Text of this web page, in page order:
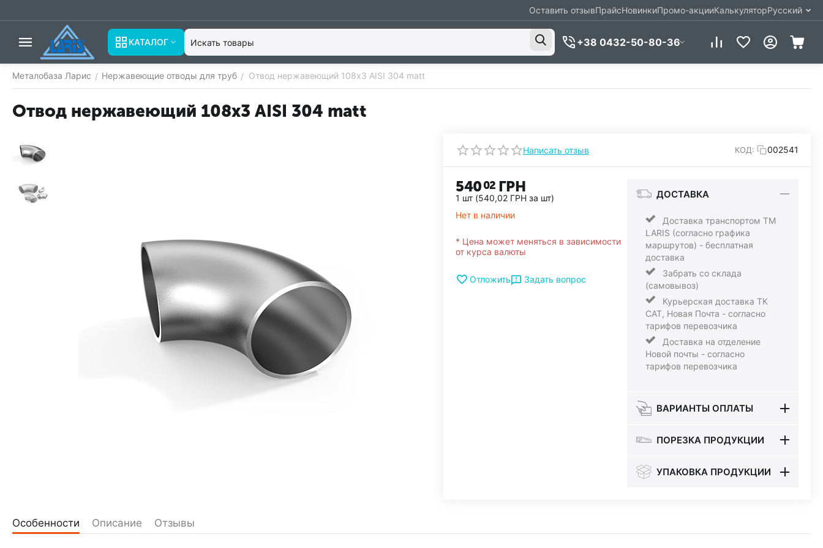
Оставить отзывПрайсНовинкиПромо-акцииКалькуляторРусский
КАТАЛОГ +38 0432-50-80-36
Металобаза Ларис / Нержавеющие отводы для труб / Отвод нержавеющий 108х3 AISI 304 matt
Отвод нержавеющий 108х3 AISI 304 matt
Написать отзыв КОД: 002541
54002 ГРН
1 шт (540,02 ГРН за шт)
Нет в наличии
* Цена может меняться в зависимости
от курса валюты
Отложить Задать вопрос
ДОСТАВКА
Доставка транспортом ТМ
LARIS (согласно графика
маршрутов) - бесплатная
доставка
Забрать со склада
(самовывоз)
Курьерская доставка ТК
САТ, Новая Почта - согласно
тарифов перевозчика
Доставка на отделение
Новой почты - согласно
тарифов перевозчика
ВАРИАНТЫ ОПЛАТЫ
ПОРЕЗКА ПРОДУКЦИИ
УПАКОВКА ПРОДУКЦИИ
Особенности Описание Отзывы